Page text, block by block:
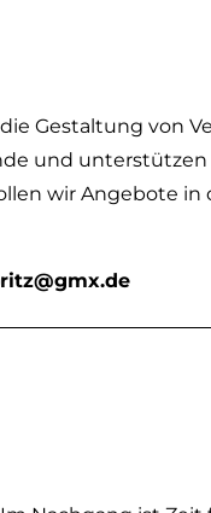
Gestaltung von
und
wir Angebote